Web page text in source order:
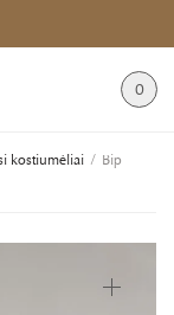
0
kostiumėliai / Bip